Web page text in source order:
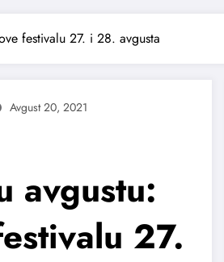
festivalu 27. i 28. avgusta
Avgust 20, 2021
avgustu:
27.